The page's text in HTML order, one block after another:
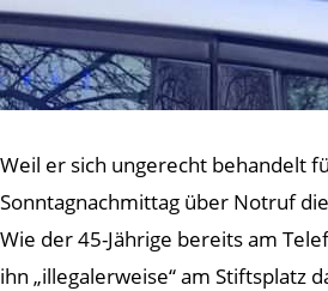
Weil er sich ungerecht behandelt
Sonntagnachmittag über Notruf
Wie der 45-Jährige bereits am
ihn „illegalerweise“ am Stiftsplatz